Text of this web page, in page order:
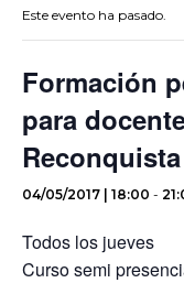
Este evento ha pasado.
Formación
para
Reconquista
04/05/2017 | 18:00 -
Todos los jueves
Curso semi